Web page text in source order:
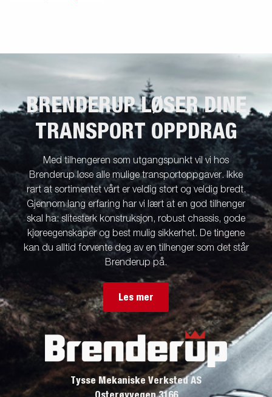
BRENDERUP LØSER DINE
TRANSPORT OPPDRAG
Med tilhengeren som utgangspunkt vil vi hos
Brenderup løse alle mulige transportoppgaver. Ikke
rart at sortimentet vårt er veldig stort og veldig bredt.
Gjennom lang erfaring har vi lært at en god tilhenger
skal ha: slitesterk konstruksjon, robust chassis, gode
kjøreegenskaper og best mulig sikkerhet. De tingene
kan du alltid forvente deg av en tilhenger som det står
Brenderup på.
Les mer
Tysse Mekaniske Verksted AS